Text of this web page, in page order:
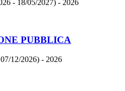
- 18/05/2027) - 2026
PUBBLICA
12/2026) - 2026